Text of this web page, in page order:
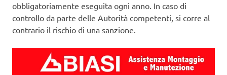
obbligatoriamente eseguita ogni anno. In caso di
controllo da parte delle Autorità competenti, si corre al
contrario il rischio di una sanzione.